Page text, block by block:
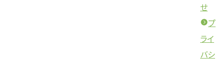
せ
プ
ライ
バシ